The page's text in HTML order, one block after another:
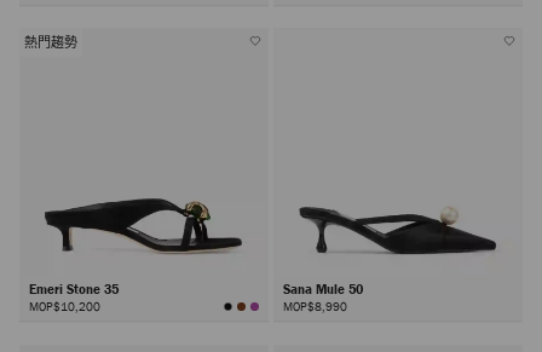
熱門趨勢
Emeri Stone 35
MOP$10,200
Sana Mule 50
MOP$8,990